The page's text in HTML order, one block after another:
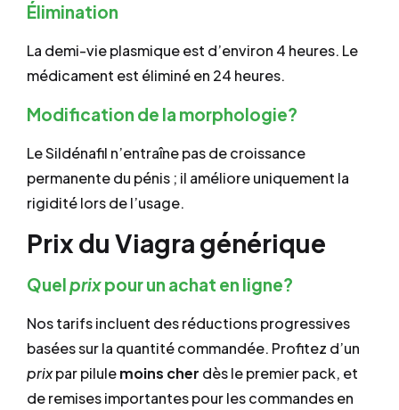
Élimination
La demi-vie plasmique est d’environ 4 heures. Le
médicament est éliminé en 24 heures.
Modification de la morphologie?
Le Sildénafil n’entraîne pas de croissance
permanente du pénis ; il améliore uniquement la
rigidité lors de l’usage.
Prix du Viagra générique
Quelprixpour un achat en ligne?
Nos tarifs incluent des réductions progressives
basées sur la quantité commandée. Profitez d’un
prixpar pilulemoins cher dès le premier pack, et
de remises importantes pour les commandes en